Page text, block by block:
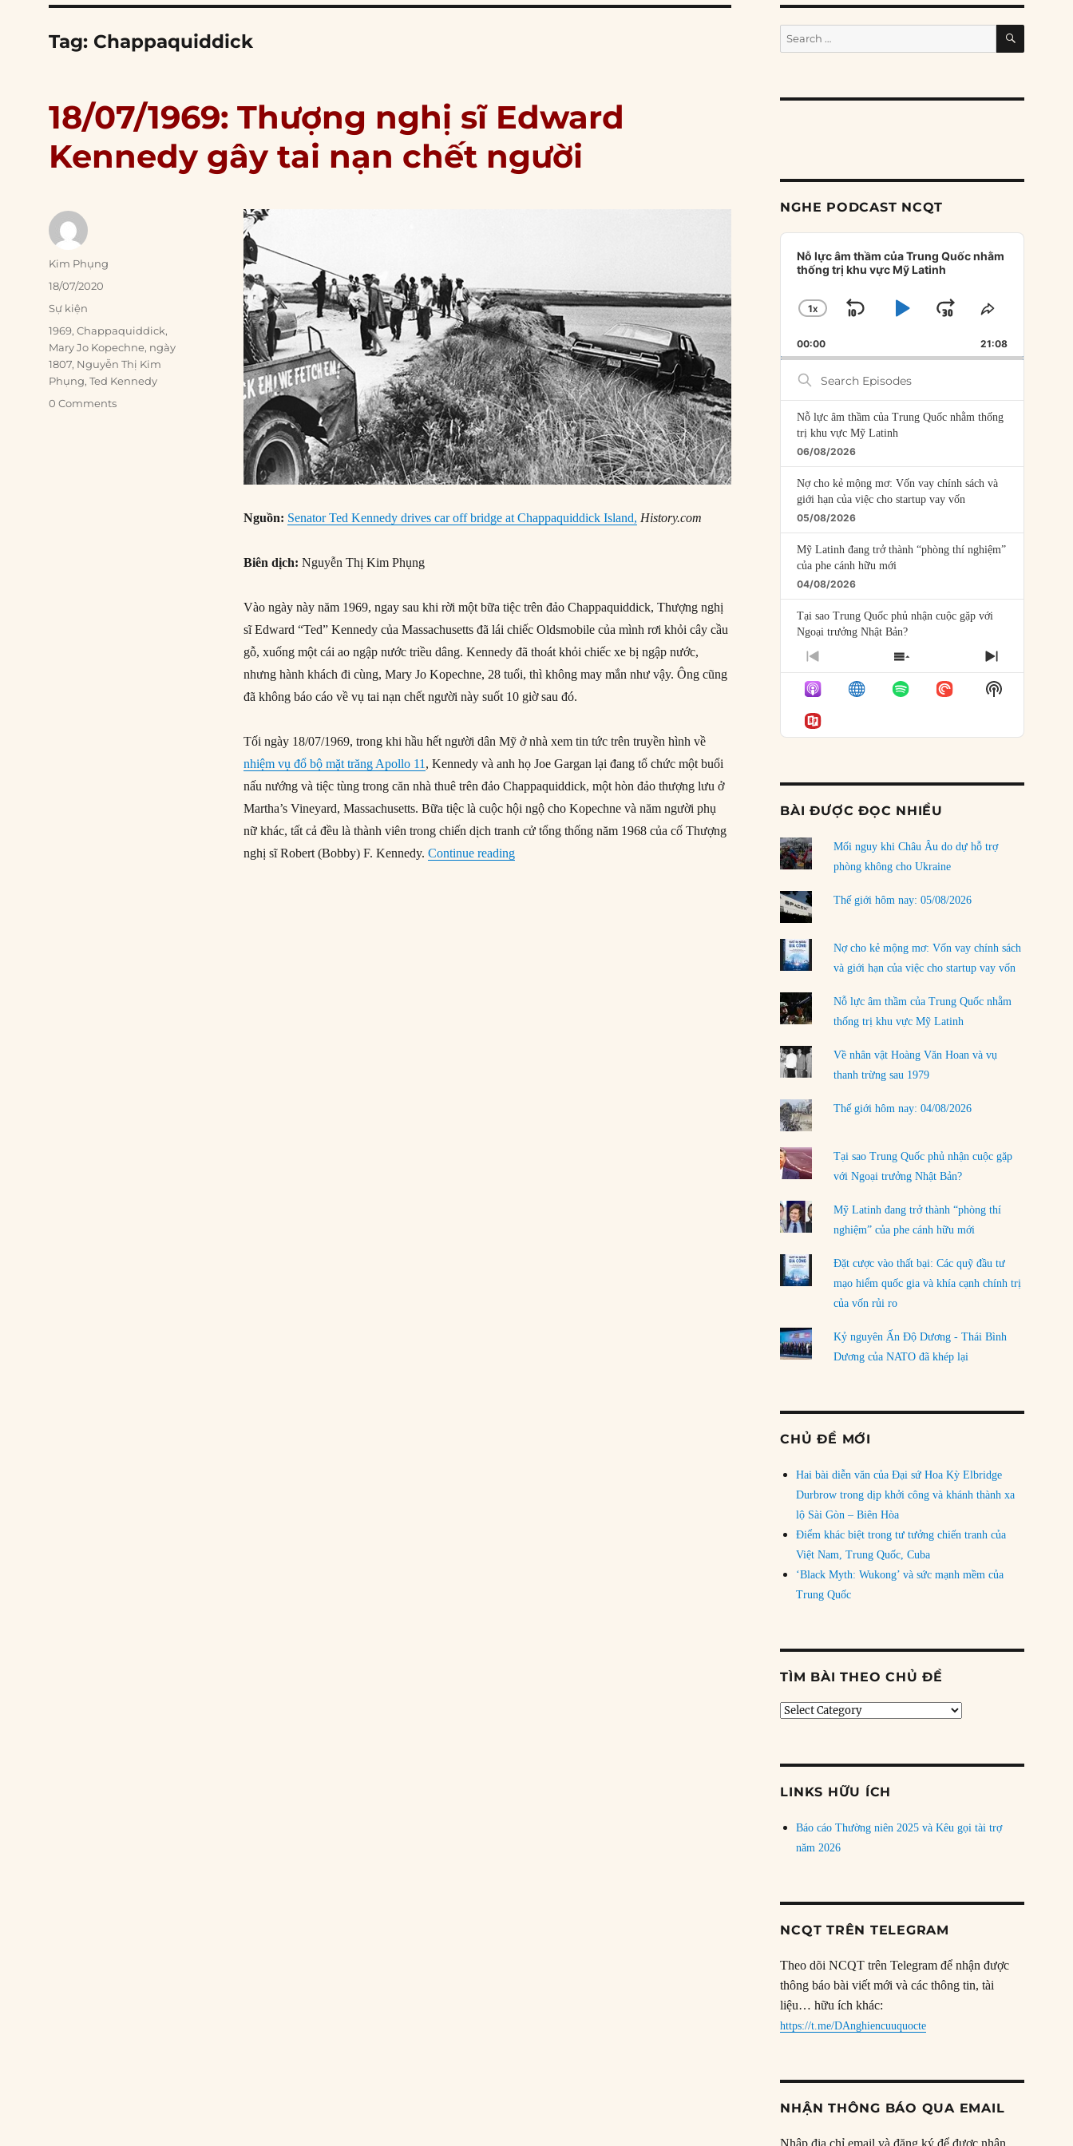
Tag: Chappaquiddick
18/07/1969: Thượng nghị sĩ Edward
Kennedy gây tai nạn chết người
Nguồn: Senator Ted Kennedy drives car off bridge at Chappaquiddick Island, History.com
Biên dịch: Nguyễn Thị Kim Phụng
Vào ngày này năm 1969, ngay sau khi rời một bữa tiệc trên đảo Chappaquiddick, Thượng nghị
sĩ Edward “Ted” Kennedy của Massachusetts đã lái chiếc Oldsmobile của mình rơi khỏi cây cầu
gỗ, xuống một cái ao ngập nước triều dâng. Kennedy đã thoát khỏi chiếc xe bị ngập nước,
nhưng hành khách đi cùng, Mary Jo Kopechne, 28 tuổi, thì không may mắn như vậy. Ông cũng
đã không báo cáo về vụ tai nạn chết người này suốt 10 giờ sau đó.
Tối ngày 18/07/1969, trong khi hầu hết người dân Mỹ ở nhà xem tin tức trên truyền hình về
nhiệm vụ đổ bộ mặt trăng Apollo 11 , Kennedy và anh họ Joe Gargan lại đang tổ chức một buổi
nấu nướng và tiệc tùng trong căn nhà thuê trên đảo Chappaquiddick, một hòn đảo thượng lưu ở
Martha’s Vineyard, Massachusetts. Bữa tiệc là cuộc hội ngộ cho Kopechne và năm người phụ
nữ khác, tất cả đều là thành viên trong chiến dịch tranh cử tổng thống năm 1968 của cố Thượng
nghị sĩ Robert (Bobby) F. Kennedy.Continue reading“18/07/1969: Thượng nghị sĩ Edward Kennedy gây tai nạn chết người”
Author
Kim Phụng
Posted
18/07/2020
Categories
Sự kiện
Tags
1969,Chappaquiddick,
Mary Jo Kopechne, ngày
1807, Nguyễn Thị Kim
Phụng,Ted Kennedy
0 Comments
Search
for:
SEARCH
NGHE PODCAST NCQT
Audio
Player
Nỗ lực âm thầm của Trung Quốc nhằm
thống trị khu vực Mỹ Latinh
CHANGE
RATE
1X
SKIP
BACKWARD
PLAYJUMP
FORWARD
SHARE
EPISODE
00:00 21:08
Search
Episodes
Nỗ lực âm thầm của Trung Quốc nhằm thống
trị khu vực Mỹ Latinh
06/08/2026
Nợ cho kẻ mộng mơ: Vốn vay chính sách và
giới hạn của việc cho startup vay vốn
05/08/2026
Mỹ Latinh đang trở thành “phòng thí nghiệm”
của phe cánh hữu mới
04/08/2026
Tại sao Trung Quốc phủ nhận cuộc gặp với
Ngoại trưởng Nhật Bản?
04/08/2026
Điểm mù chiến lược của Trump tại Thái Bình
Dương
03/08/2026
rủi ro
01/08/2026
31/07/2026
phải chịu đựng?
30/07/2026
Tập tìm cách chôn vùi bê bối chấn động vòng
tròn thân cận của mình
LOAD MORE
PREVIOUS
EPISODE
SHOW
EPISODES
LIST
NEXT
EPISODE
Show
Podcast
BÀI ĐƯỢC ĐỌC NHIỀU
Mối nguy khi Châu Âu do dự hỗ trợ
phòng không cho Ukraine
Thế giới hôm nay: 05/08/2026
Nợ cho kẻ mộng mơ: Vốn vay chính sách
và giới hạn của việc cho startup vay vốn
Nỗ lực âm thầm của Trung Quốc nhằm
thống trị khu vực Mỹ Latinh
Về nhân vật Hoàng Văn Hoan và vụ
thanh trừng sau 1979
Thế giới hôm nay: 04/08/2026
Tại sao Trung Quốc phủ nhận cuộc gặp
với Ngoại trưởng Nhật Bản?
Mỹ Latinh đang trở thành “phòng thí
nghiệm” của phe cánh hữu mới
Đặt cược vào thất bại: Các quỹ đầu tư
mạo hiểm quốc gia và khía cạnh chính trị
của vốn rủi ro
Kỷ nguyên Ấn Độ Dương - Thái Bình
Dương của NATO đã khép lại
CHỦ ĐỀ MỚI
Hai bài diễn văn của Đại sứ Hoa Kỳ Elbridge
Durbrow trong dịp khởi công và khánh thành xa
lộ Sài Gòn – Biên Hòa
Điểm khác biệt trong tư tưởng chiến tranh của
Việt Nam, Trung Quốc, Cuba
‘Black Myth: Wukong’ và sức mạnh mềm của
Trung Quốc
TÌM BÀI THEO CHỦ ĐỀ
Tìm
LINKS HỮU ÍCH
Báo cáo Thường niên 2025 và Kêu gọi tài trợ
năm 2026
NCQT TRÊN TELEGRAM
Theo dõi NCQT trên Telegram để nhận được
thông báo bài viết mới và các thông tin, tài
liệu… hữu ích khác:
https://t.me/DAnghiencuuquocte
NHẬN THÔNG BÁO QUA EMAIL